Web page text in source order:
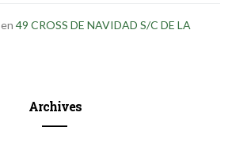
en 49 CROSS DE NAVIDAD S/C DE LA
Archives